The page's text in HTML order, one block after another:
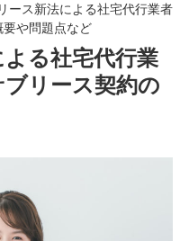
ース新法による社宅代行業者
や問題点など
る社宅代行業
リース契約の